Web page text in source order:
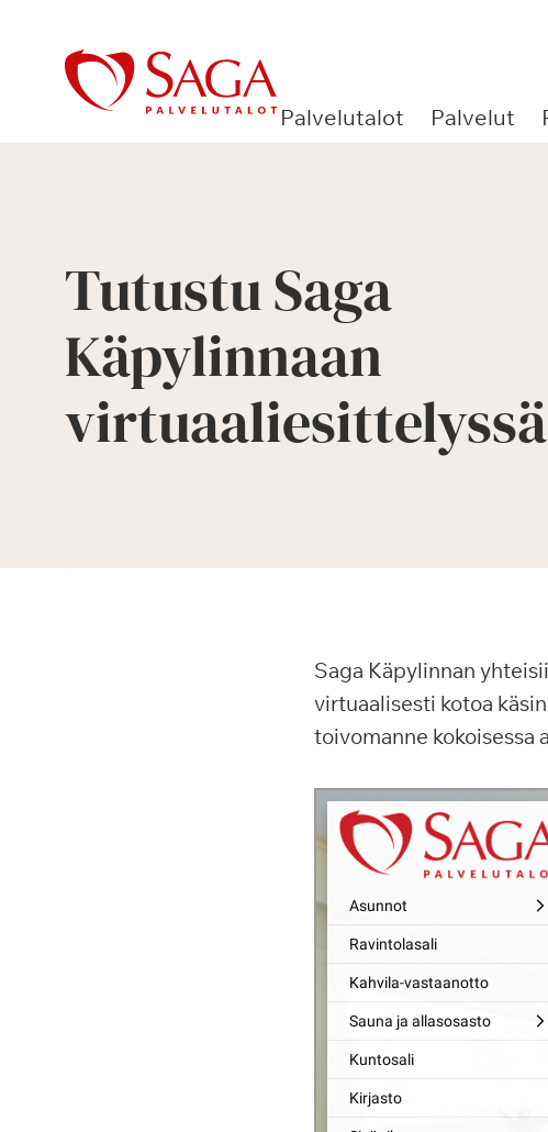
sisältöön
Palvelutalot Palvelut
Tutustu Saga
Käpylinnaan
virtuaaliesittelyssä
Saga Käpylinnan
virtuaalisesti kotoa
toivomanne kokoisessa